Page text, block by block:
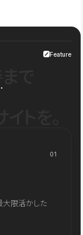
Feature
01
大限活かした